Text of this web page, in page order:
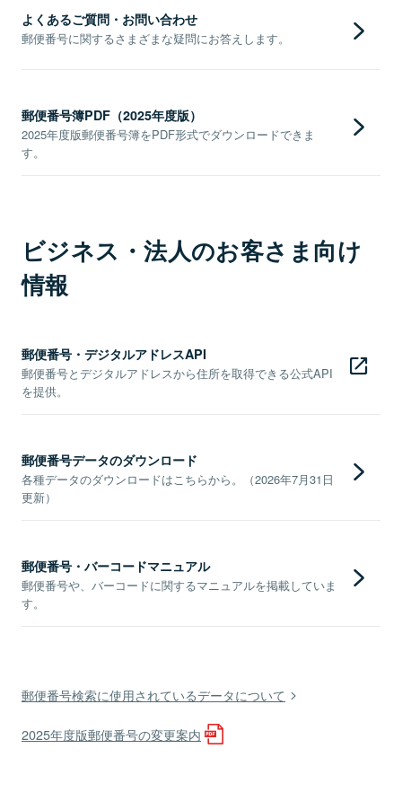
よくあるご質問・お問い合わせ
郵便番号に関するさまざまな疑問にお答えします。
郵便番号簿PDF（2025年度版）
2025年度版郵便番号簿をPDF形式でダウンロードできま
す。
ビジネス・法人のお客さま向け
情報
郵便番号・デジタルアドレスAPI
郵便番号とデジタルアドレスから住所を取得できる公式API
を提供。
郵便番号データのダウンロード
各種データのダウンロードはこちらから。（2026年7月31日
更新）
郵便番号・バーコードマニュアル
郵便番号や、バーコードに関するマニュアルを掲載していま
す。
郵便番号検索に使用されているデータについて
2025年度版郵便番号の変更案内